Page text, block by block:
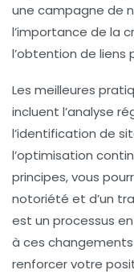
une campagne de
l’importance de la
l’obtention de liens
Les meilleures
incluent l’analyse
l’identification de
l’optimisation
principes, vous
notoriété et d’un
est un processus
à ces
renforcer votre